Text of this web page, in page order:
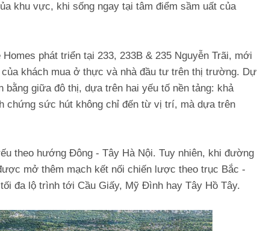
khu vực, khi sống ngay tại tâm điểm sầm uất của
phát triển tại 233, 233B & 235 Nguyễn Trãi, mới
khách mua ở thực và nhà đầu tư trên thị trường. Dự
giữa đô thị, dựa trên hai yếu tố nền tảng: khả
chứng sức hút không chỉ đến từ vị trí, mà dựa trên
theo hướng Đông - Tây Hà Nội. Tuy nhiên, khi đường
mở thêm mạch kết nối chiến lược theo trục Bắc -
đa lộ trình tới Cầu Giấy, Mỹ Đình hay Tây Hồ Tây.